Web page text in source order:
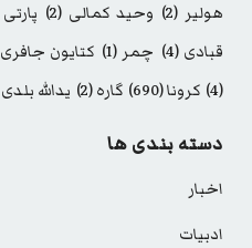
هولیر (2) وحید کمالی (2) پارتی
قبادی (4) چمر (1) کتایون جافری
(4)
کرونا(690) گاره(2) یدالله بلدی
دسته بندی ها
اخبار
ادبیات